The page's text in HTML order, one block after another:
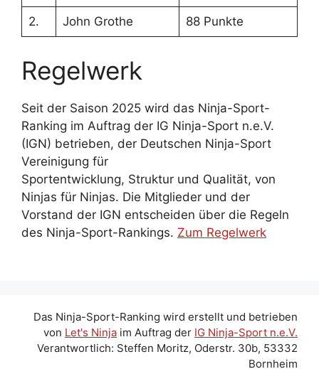
2. John Grothe 88 Punkte
Regelwerk
Seit der Saison 2025 wird das Ninja-Sport-
Ranking im Auftrag der IG Ninja-Sport n.e.V.
(IGN) betrieben, der Deutschen Ninja-Sport
Vereinigung für
Sportentwicklung, Struktur und Qualität, von
Ninjas für Ninjas. Die Mitglieder und der
Vorstand der IGN entscheiden über die Regeln
des Ninja-Sport-Rankings. Zum Regelwerk
Das Ninja-Sport-Ranking wird erstellt und betrieben
von Let's Ninja im Auftrag der IG Ninja-Sport n.e.V.
Verantwortlich: Steffen Moritz, Oderstr. 30b, 53332
Bornheim